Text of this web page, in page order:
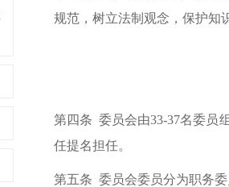
规范，树立法制观念，保护知
第四条 委员会由33-37名委员
任提名担任。
第五条 委员会委员分为职务委